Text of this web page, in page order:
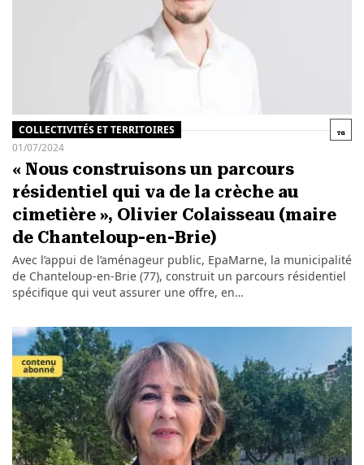
COLLECTIVITÉS ET TERRITOIRES
01/07/2024
« Nous construisons un parcours
résidentiel qui va de la crèche au
cimetière », Olivier Colaisseau (maire
de Chanteloup-en-Brie)
Avec l’appui de l’aménageur public, EpaMarne, la municipalité
de Chanteloup-en-Brie (77), construit un parcours résidentiel
spécifique qui veut assurer une offre, en…